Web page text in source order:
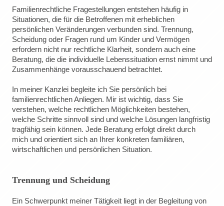
Familienrechtliche Fragestellungen entstehen häufig in
Situationen, die für die Betroffenen mit erheblichen
persönlichen Veränderungen verbunden sind. Trennung,
Scheidung oder Fragen rund um Kinder und Vermögen
erfordern nicht nur rechtliche Klarheit, sondern auch eine
Beratung, die die individuelle Lebenssituation ernst nimmt und
Zusammenhänge vorausschauend betrachtet.
In meiner Kanzlei begleite ich Sie persönlich bei
familienrechtlichen Anliegen. Mir ist wichtig, dass Sie
verstehen, welche rechtlichen Möglichkeiten bestehen,
welche Schritte sinnvoll sind und welche Lösungen langfristig
tragfähig sein können. Jede Beratung erfolgt direkt durch
mich und orientiert sich an Ihrer konkreten familiären,
wirtschaftlichen und persönlichen Situation.
Trennung und Scheidung
Ein Schwerpunkt meiner Tätigkeit liegt in der Begleitung von